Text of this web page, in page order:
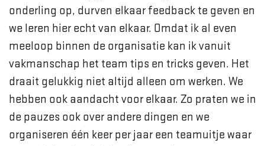
onderling op, durven elkaar feedback te geven en
we leren hier echt van elkaar. Omdat ik al even
meeloop binnen de organisatie kan ik vanuit
vakmanschap het team tips en tricks geven. Het
draait gelukkig niet altijd alleen om werken. We
hebben ook aandacht voor elkaar. Zo praten we in
de pauzes ook over andere dingen en we
organiseren één keer per jaar een teamuitje waar